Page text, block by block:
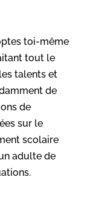
toi-même
tout le
talents et
de
de
sur le
scolaire
adulte de